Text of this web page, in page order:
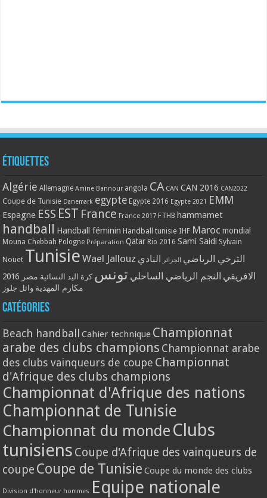
Étiquettes
Algérie Allemagne Amine Bannour angola CA CAN CAN 2016 CAN2022
Coupe de Tunisie Danemark egypte Egypte 2016 Egypte 2021 EMM
Espagne ESS EST France France 2017 FTHB hammamet
handball Handball féminin Handball tunisie IHF Maroc mondial
Mouna Chebbah Pologne Préparation Qatar Rio 2016 Sami Saidi Sylvain
Nouet Tunisie Wael Jallouz الترجي الرياضي الجزائر النادي
الافريقي النجم الرياضي الساحلي تونس كرة اليد النسائية مصر 2016
مكارم المهدية وائل جلوز
Catégories
Beach handball Cahier technique Championnat
arabe des clubs champions Championnat arabe
des clubs vainqueurs de coupe Championnat
d'Afrique des clubs champions
Championnat d'Afrique des nations
Championnat de Tunisie
Championnat du monde Clubs
tunisiens Coupe d'Afrique des vainqueurs de
coupe Coupe de Tunisie Coupe du monde des clubs
Division d'honneur hommes Equipe nationale